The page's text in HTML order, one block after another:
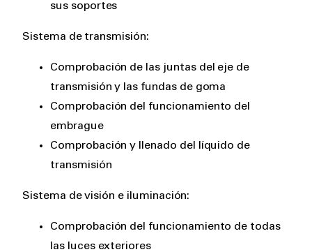
sus soportes
Sistema de transmisión:
Comprobación de las juntas del eje de
transmisión y las fundas de goma
Comprobación del funcionamiento del
embrague
Comprobación y llenado del líquido de
transmisión
Sistema de visión e iluminación:
Comprobación del funcionamiento de todas
las luces exteriores